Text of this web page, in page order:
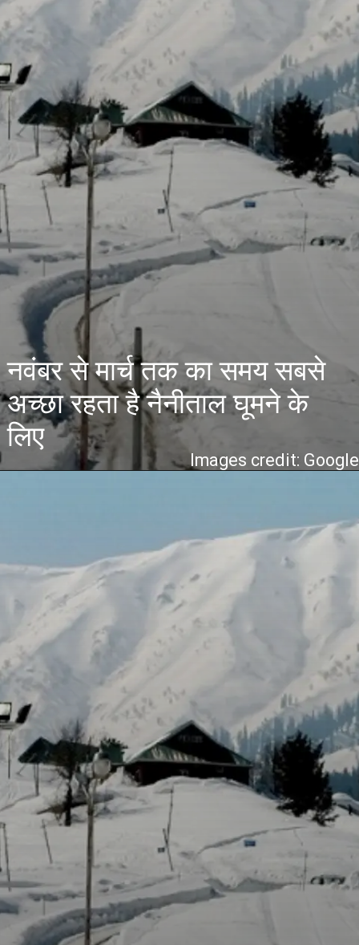
नवंबर से मार्च तक का समय सबसे
अच्छा रहता है नैनीताल घूमने के
लिए
Images credit: Google